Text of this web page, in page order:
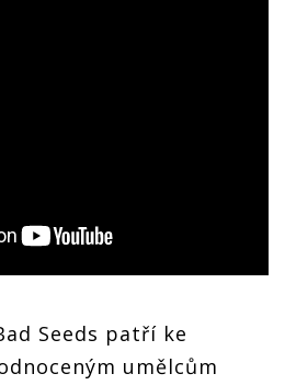
Seeds patří ke
umělcům